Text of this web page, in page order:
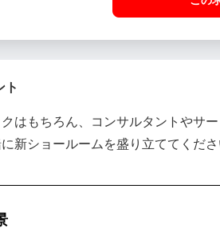
ト
クはもちろん、コンサルタントやサ
新ショールームを盛り立ててくださ